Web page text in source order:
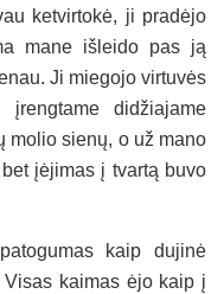
ketvirtokė, ji pradėjo
mane išleido pas ją
Ji miegojo virtuvės
didžiajame
molio sienų, o už mano
įėjimas į tvartą buvo
kaip dujinė
kaimas ėjo kaip į